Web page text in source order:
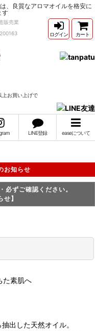
、良質なアロマオイルを格安に
す
販売業
お買い上げで
ログイン カート
LINE登録 easeについて
お知らせ
必ずご確認ください。
せ】
出した天然オイル。